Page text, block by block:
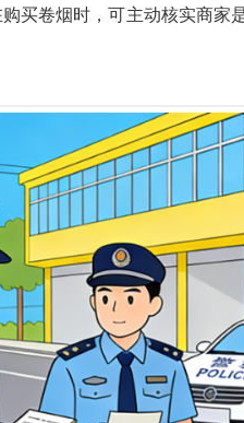
买卷烟时，可主动核实商家